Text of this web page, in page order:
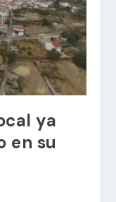
ya
en su